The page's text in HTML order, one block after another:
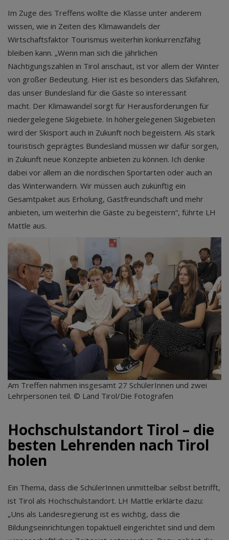
Im Zuge des Treffens wollte die Klasse unter anderem
wissen, wie in Zeiten des Klimawandels der
Wirtschaftsfaktor Tourismus weiterhin konkurrenzfähig
bleiben kann. „Wenn man sich die jährlichen
Nächtigungszahlen in Tirol anschaut, ist vor allem der Winter
von großer Bedeutung. Hier ist es besonders das Skifahren,
das unser Bundesland für die Gäste so interessant
macht. Der Klimawandel sorgt für Herausforderungen für
niedergelegene Skigebiete. In höhergelegenen Skigebieten
wird der Skisport auch in Zukunft noch begeistern. Als stark
touristisch geprägtes Bundesland müssen wir dafür sorgen,
in Zukunft neue Konzepte anbieten zu können. Ich denke
dabei vor allem an die nordischen Sportarten oder auch an
das Winterwandern. Wir müssen auch zukünftig ein
Gesamtpaket aus Erholung, Gastfreundschaft und mehr
anbieten, um weiterhin die Gäste zu begeistern“, führte LH
Mattle aus.
Am Treffen nahmen insgesamt 27 SchülerInnen und zwei
Lehrpersonen teil. © Land Tirol/Die Fotografen
Hochschulstandort Tirol – die
besten Lehrenden nach Tirol
holen
Ein Thema, dass die SchülerInnen unmittelbar selbst betrifft,
ist Tirol als Hochschulstandort. LH Mattle erklärte dazu:
„Uns als Landesregierung ist es wichtig, dass die
Bildungseinrichtungen topaktuell eingerichtet sind und dem